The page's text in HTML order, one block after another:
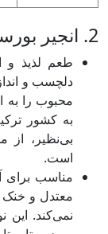
2. انجیر بورسا: میهمان خوش‌طعم از ترکیه
طعم لذیذ و
دلچسب و
محبوب را به
به کشور
بی‌نظیر، از
است.
مناسب برای
معتدل و خنک
نمی‌کند. این